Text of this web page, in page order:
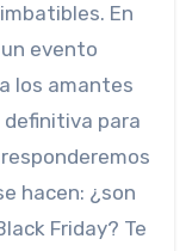
En
evento
los amantes
para
hacen: ¿son
Friday? Te